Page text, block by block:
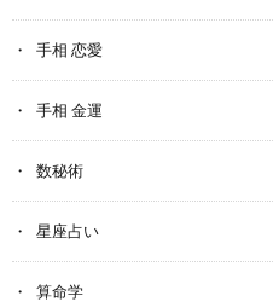
手相 恋愛
手相 金運
数秘術
星座占い
算命学